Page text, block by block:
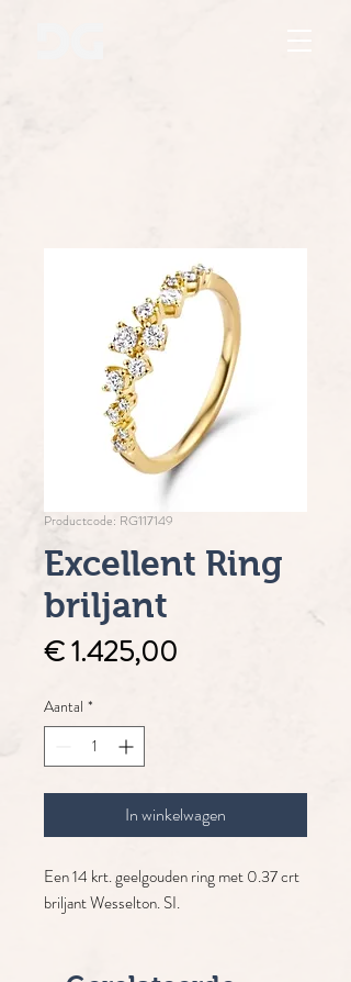
Productcode: RG117149
Excellent Ring
briljant
€ 1.425,00
Aantal *
In winkelwagen
Een 14 krt. geelgouden ring met 0.37 crt
briljant Wesselton. SI.